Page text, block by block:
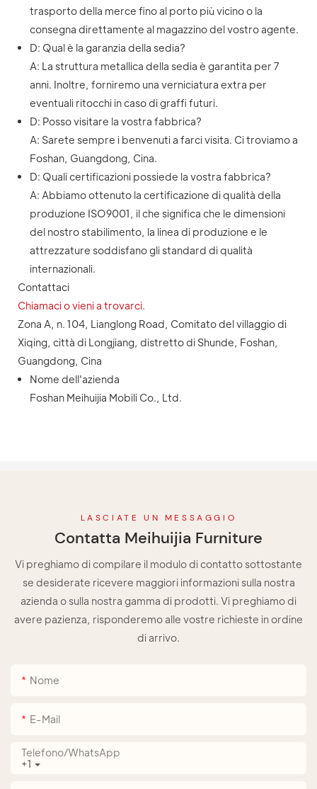
trasporto della merce fino al porto più vicino o la
consegna direttamente al magazzino del vostro agente.
D: Qual è la garanzia della sedia?
A: La struttura metallica della sedia è garantita per 7
anni. Inoltre, forniremo una verniciatura extra per
eventuali ritocchi in caso di graffi futuri.
D: Posso visitare la vostra fabbrica?
A: Sarete sempre i benvenuti a farci visita. Ci troviamo a
Foshan, Guangdong, Cina.
D: Quali certificazioni possiede la vostra fabbrica?
A: Abbiamo ottenuto la certificazione di qualità della
produzione ISO9001, il che significa che le dimensioni
del nostro stabilimento, la linea di produzione e le
attrezzature soddisfano gli standard di qualità
internazionali.
Contattaci
Chiamaci o vieni a trovarci.
Zona A, n. 104, Lianglong Road, Comitato del villaggio di
Xiqing, città di Longjiang, distretto di Shunde, Foshan,
Guangdong, Cina
Nome dell'azienda
Foshan Meihuijia Mobili Co., Ltd.
LASCIATE UN MESSAGGIO
Contatta Meihuijia Furniture
Vi preghiamo di compilare il modulo di contatto sottostante
se desiderate ricevere maggiori informazioni sulla nostra
azienda o sulla nostra gamma di prodotti. Vi preghiamo di
avere pazienza, risponderemo alle vostre richieste in ordine
di arrivo.
Nome
E-Mail
+1
Telefono/WhatsApp